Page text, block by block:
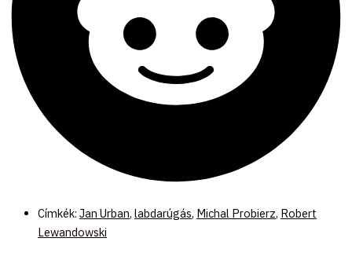
Címkék: Jan Urban, labdarúgás, Michal Probierz, Robert
Lewandowski